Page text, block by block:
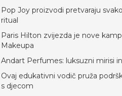
Pop Joy proizvodi pretvaraju
ritual
Paris Hilton zvijezda je nove
Makeupa
Andart Perfumes: luksuzni mirisi
Ovaj edukativni vodič pruža
s djecom